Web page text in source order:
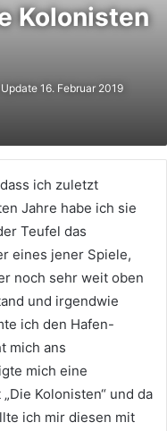
Kolonisten
16. Februar 2019
ich zuletzt
Jahre habe ich sie
Teufel das
eines jener Spiele,
noch sehr weit oben
und irgendwie
ich den Hafen-
mich ans
mich eine
Kolonisten“ und da
ich mir diesen mit